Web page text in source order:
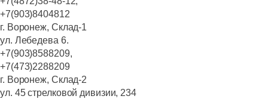
+7(903)8404812
г. Воронеж, Склад-1
ул. Лебедева 6.
+7(903)8588209,
+7(473)2288209
г. Воронеж, Склад-2
ул. 45 стрелковой дивизии, 234